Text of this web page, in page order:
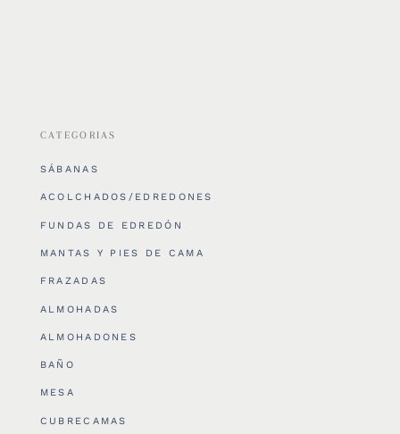
CATEGORIAS
SÁBANAS
ACOLCHADOS/EDREDONES
FUNDAS DE EDREDÓN
MANTAS Y PIES DE CAMA
FRAZADAS
ALMOHADAS
ALMOHADONES
BAÑO
MESA
CUBRECAMAS